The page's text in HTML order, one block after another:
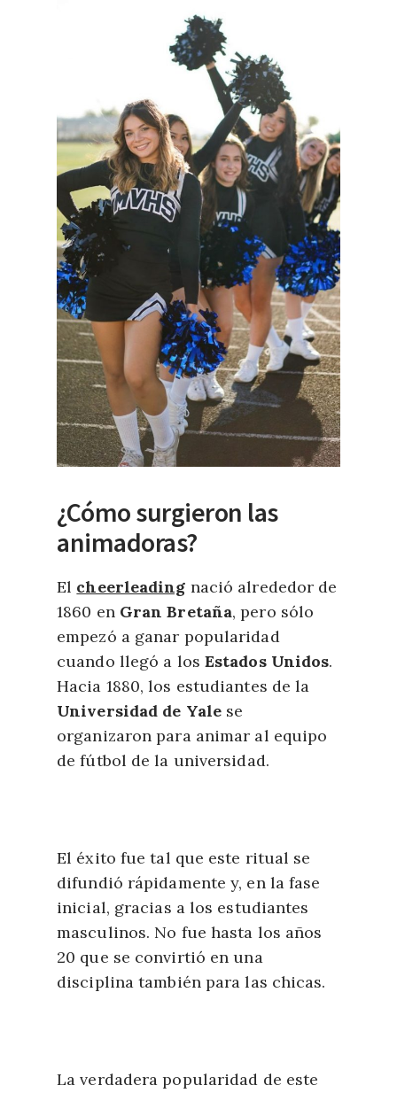
¿Cómo surgieron las
animadoras?
El cheerleading nació alrededor de
1860 en Gran Bretaña, pero sólo
empezó a ganar popularidad
cuando llegó a los Estados Unidos.
Hacia 1880, los estudiantes de la
Universidad de Yalese
organizaron para animar al equipo
de fútbol de la universidad.
El éxito fue tal que este ritual se
difundió rápidamente y, en la fase
inicial, gracias a los estudiantes
masculinos. No fue hasta los años
20 que se convirtió en una
disciplina también para las chicas.
La verdadera popularidad de este